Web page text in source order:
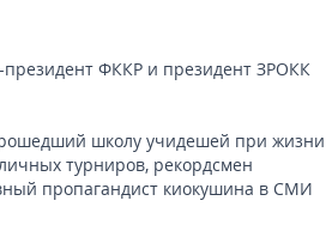
ФККР и президент ЗРОКК
школу учидешей при жизни
турниров, рекордсмен
пропагандист киокушина в СМИ